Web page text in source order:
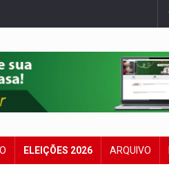
ELEIÇÕES 2026 ARQUIVO